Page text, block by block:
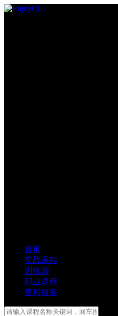
首页
实战课程
训练营
职业课程
售后服务